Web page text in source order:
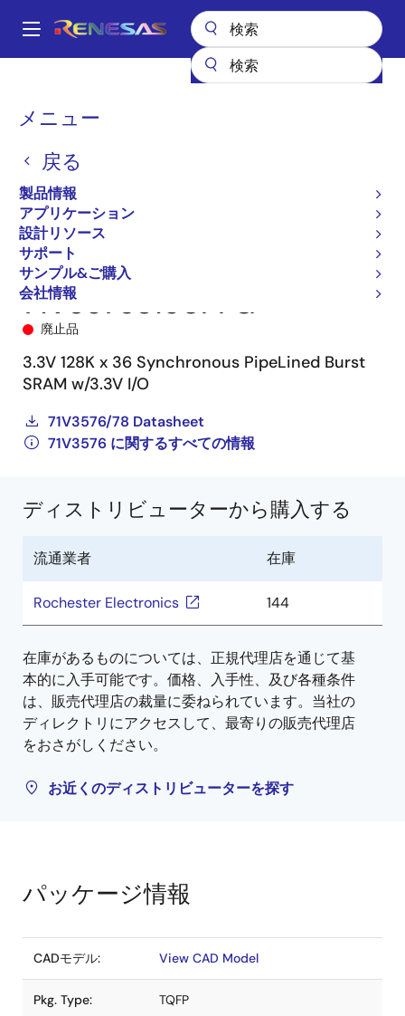
ン
Main
メニュー
戻る
製品情報
アプリケーション
設計リソース
サポート
サンプル&ご購入
会社情報
パ
く
ず
SRAM 同期バースト
71V3576
71V3576S150PFG
廃止品
3.3V 128K x 36 Synchronous PipeLined Burst
SRAM w/3.3V I/O
71V3576/78 Datasheet
71V3576 に関するすべての情報
ディストリビューターから購入する
流通業者 在庫
Rochester Electronics 144
在庫があるものについては、正規代理店を通じて基
本的に入手可能です。価格、入手性、及び各種条件
は、販売代理店の裁量に委ねられています。当社の
ディレクトリにアクセスして、最寄りの販売代理店
をおさがしください。
お近くのディストリビューターを探す
パッケージ情報
CADモデル: View CAD Model
Pkg. Type: TQFP